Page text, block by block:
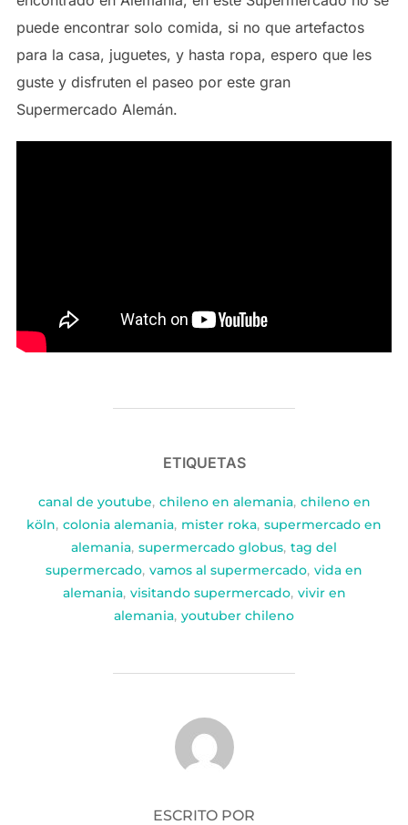
puede encontrar solo comida, si no que artefactos
para la casa, juguetes, y hasta ropa, espero que les
guste y disfruten el paseo por este gran
Supermercado Alemán.
ETIQUETAS
canal de youtube, chileno en alemania, chileno en
köln, colonia alemania, mister roka, supermercado en
alemania, supermercado globus, tag del
supermercado, vamos al supermercado, vida en
alemania, visitando supermercado, vivir en
alemania, youtuber chileno
AUTOR DE LA PUBLICACIÓN
ESCRITO POR